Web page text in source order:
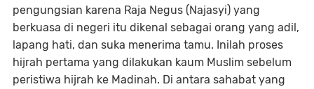
pengungsian karena Raja Negus (Najasyi) yang
berkuasa di negeri itu dikenal sebagai orang yang adil,
lapang hati, dan suka menerima tamu. Inilah proses
hijrah pertama yang dilakukan kaum Muslim sebelum
peristiwa hijrah ke Madinah. Di antara sahabat yang